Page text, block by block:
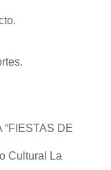
DE
Cultural La